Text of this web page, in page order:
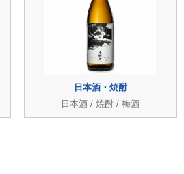
日本酒・焼酎
日本酒 / 焼酎 / 梅酒